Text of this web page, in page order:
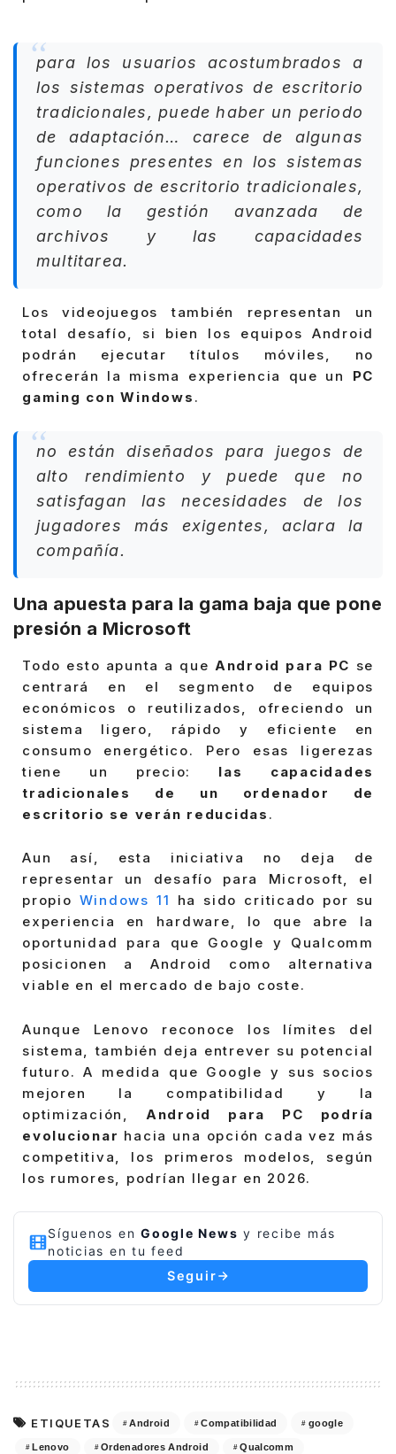
para los usuarios acostumbrados a
los sistemas operativos de escritorio
tradicionales, puede haber un periodo
de adaptación… carece de algunas
funciones presentes en los sistemas
operativos de escritorio tradicionales,
como la gestión avanzada de
archivos y las capacidades
multitarea.
Los videojuegos también representan un
total desafío, si bien los equipos Android
podrán ejecutar títulos móviles, no
ofrecerán la misma experiencia que un PC
gaming con Windows .
no están diseñados para juegos de
alto rendimiento y puede que no
satisfagan las necesidades de los
jugadores más exigentes, aclara la
compañía.
Una apuesta para la gama baja que pone
presión a Microsoft
Todo esto apunta a que Android para PC se
centrará en el segmento de equipos
económicos o reutilizados, ofreciendo un
sistema ligero, rápido y eficiente en
consumo energético. Pero esas ligerezas
tiene un precio: las capacidades
tradicionales de un ordenador de
escritorio se verán reducidas .
Aun así, esta iniciativa no deja de
representar un desafío para Microsoft, el
propio Windows 11
ha sido criticado por su
experiencia en hardware, lo que abre la
oportunidad para que Google y Qualcomm
posicionen a Android como alternativa
viable en el mercado de bajo coste.
Aunque Lenovo reconoce los límites del
sistema, también deja entrever su potencial
futuro. A medida que Google y sus socios
mejoren la compatibilidad y la
optimización,
Android para PC podría
evolucionar hacia una opción cada vez más
competitiva, los primeros modelos, según
los rumores, podrían llegar en 2026.
Síguenos en Google News y recibe más
noticias en tu feed
Seguir
ETIQUETAS Android Compatibilidad google
Lenovo Ordenadores Android Qualcomm